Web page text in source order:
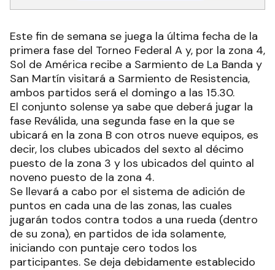
Este fin de semana se juega la última fecha de la
primera fase del Torneo Federal A y, por la zona 4,
Sol de América recibe a Sarmiento de La Banda y
San Martín visitará a Sarmiento de Resistencia,
ambos partidos será el domingo a las 15.30.
El conjunto solense ya sabe que deberá jugar la
fase Reválida, una segunda fase en la que se
ubicará en la zona B con otros nueve equipos, es
decir, los clubes ubicados del sexto al décimo
puesto de la zona 3 y los ubicados del quinto al
noveno puesto de la zona 4.
Se llevará a cabo por el sistema de adición de
puntos en cada una de las zonas, las cuales
jugarán todos contra todos a una rueda (dentro
de su zona), en partidos de ida solamente,
iniciando con puntaje cero todos los
participantes. Se deja debidamente establecido